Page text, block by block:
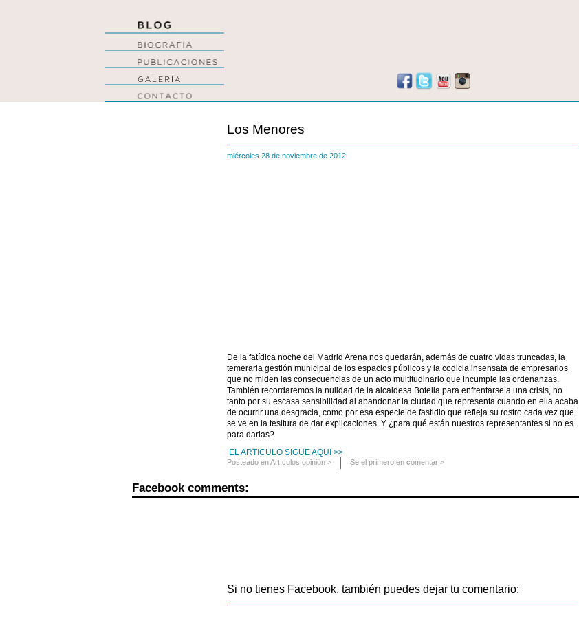
Los Menores
miércoles 28 de noviembre de 2012
De la fatídica noche del Madrid Arena nos quedarán, además de cuatro vidas truncadas, la
temeraria gestión municipal de los espacios públicos y la codicia insensata de empresarios
que no miden las consecuencias de un acto multitudinario que incumple las ordenanzas.
También recordaremos la nulidad de la alcaldesa Botella para enfrentarse a una crisis, no
tanto por su escasa sensibilidad al abandonar la ciudad que representa cuando en ella acaba
de ocurrir una desgracia, como por esa especie de fastidio que refleja su rostro cada vez que
se ve en la tesitura de dar explicaciones. Y ¿para qué están nuestros representantes si no es
para darlas?
EL ARTICULO SIGUE AQUI >>
Posteado enArtículos opinión > Se el primero en comentar >
Facebook comments:
Si no tienes Facebook, también puedes dejar tu comentario: